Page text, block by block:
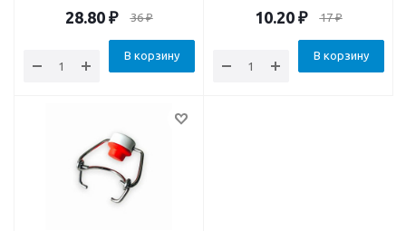
28.80₽ 36₽
В корзину
10.20₽ 17₽
В корзину